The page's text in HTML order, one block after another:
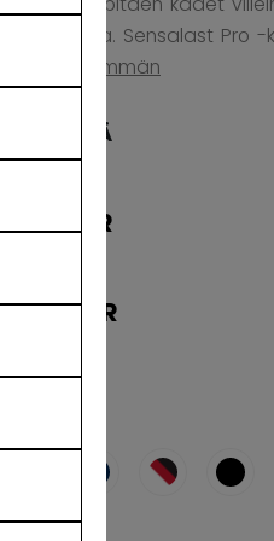
pelivalmiina. Sensalast Pro
Näytä enemmän
IKÄRYHMÄ
SENIOR
JUNIOR